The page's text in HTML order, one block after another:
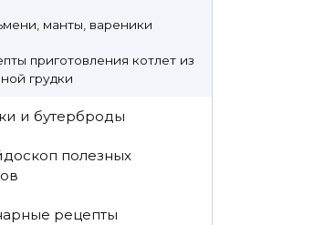
манты, вареники
приготовления котлет из
грудки
и бутерброды
полезных
рецепты